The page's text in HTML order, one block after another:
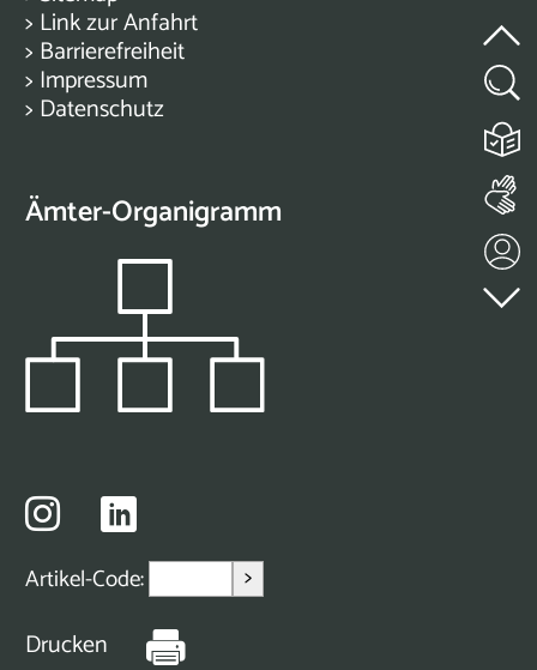
> Link zur Anfahrt
> Barrierefreiheit
> Impressum
> Datenschutz
Ämter-Organigramm
Artikel-Code: >
Drucken